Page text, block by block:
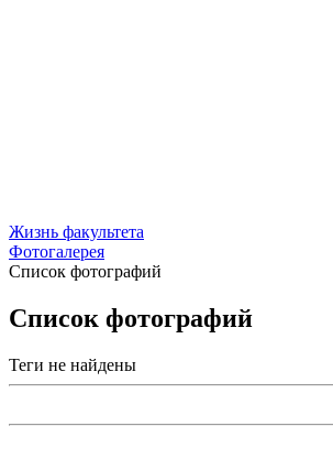
Жизнь факультета
Фотогалерея
Список фотографий
Список фотографий
Теги не найдены